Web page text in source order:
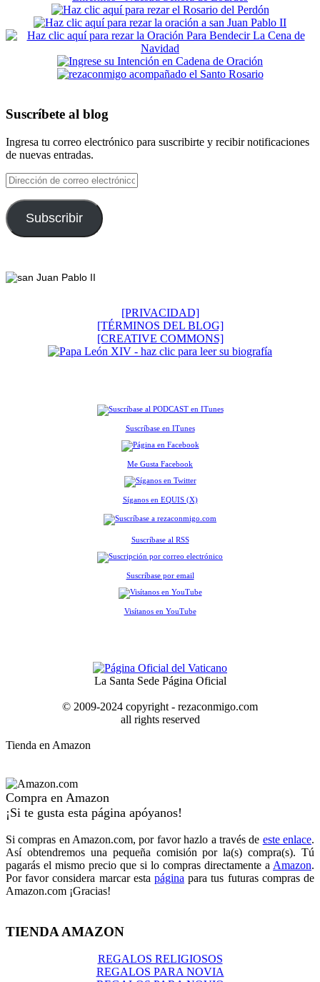
Suscríbete al blog
Ingresa tu correo electrónico para suscribirte y recibir notificaciones
de nuevas entradas.
Dirección
de
correo
electrónico
Subscribir
[PRIVACIDAD]
[TÉRMINOS DEL BLOG]
[CREATIVE COMMONS]
Suscríbase en ITunes
Me Gusta Facebook
Síganos en EQUIS (X)
Suscríbase al RSS
Suscríbase por email
Visítanos en YouTube
La Santa Sede Página Oficial
© 2009-2024 copyright - rezaconmigo.com
all rights reserved
Tienda en Amazon
Compra en Amazon
¡Si te gusta esta página apóyanos!
Si compras en Amazon.com, por favor hazlo a través de este enlace.
Así obtendremos una pequeña comisión por la(s) compra(s). Tú
pagarás el mismo precio que si lo compras directamente a Amazon.
Por favor considera marcar esta página para tus futuras compras de
Amazon.com ¡Gracias!
TIENDA AMAZON
REGALOS RELIGIOSOS
REGALOS PARA NOVIA